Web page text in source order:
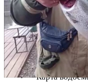
Приготовить
Прокат
Магазин
Правила
Цены и время
Карта